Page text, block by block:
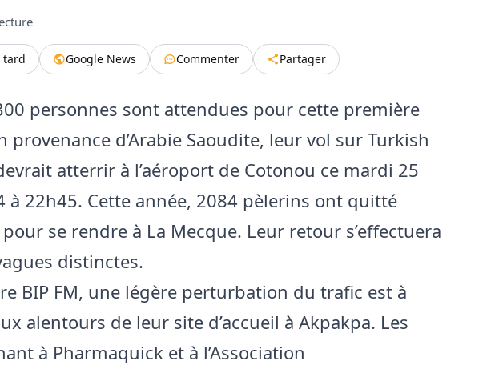
tard Google News Commenter Partager
personnes sont attendues pour cette première
provenance d’Arabie Saoudite, leur vol sur Turkish
atterrir à l’aéroport de Cotonou ce mardi 25
à 22h45. Cette année, 2084 pèlerins ont quitté
se rendre à La Mecque. Leur retour s’effectuera
distinctes.
BIP FM, une légère perturbation du trafic est à
alentours de leur site d’accueil à Akpakpa. Les
à Pharmaquick et à l’Association